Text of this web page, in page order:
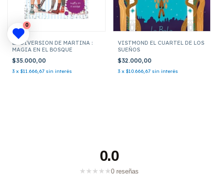
LA DIVERSION DE MARTINA :
MAGIA EN EL BOSQUE
$35.000,00
3 x $11.666,67 sin interés
VISTMOND EL CUARTEL DE LOS
SUEÑOS
$32.000,00
3 x $10.666,67 sin interés
0.0
★ ★ ★ ★ ★0 reseñas
0